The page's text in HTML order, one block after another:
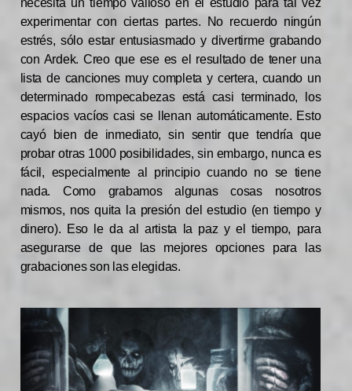
necesita un tiempo valioso en el estudio para tal vez
experimentar con ciertas partes. No recuerdo ningún
estrés, sólo estar entusiasmado y divertirme grabando
con Ardek. Creo que ese es el resultado de tener una
lista de canciones muy completa y certera, cuando un
determinado rompecabezas está casi terminado, los
espacios vacíos casi se llenan automáticamente. Esto
cayó bien de inmediato, sin sentir que tendría que
probar otras 1000 posibilidades, sin embargo, nunca es
fácil, especialmente al principio cuando no se tiene
nada. Como grabamos algunas cosas nosotros
mismos, nos quita la presión del estudio (en tiempo y
dinero). Eso le da al artista la paz y el tiempo, para
asegurarse de que las mejores opciones para las
grabaciones son las elegidas.